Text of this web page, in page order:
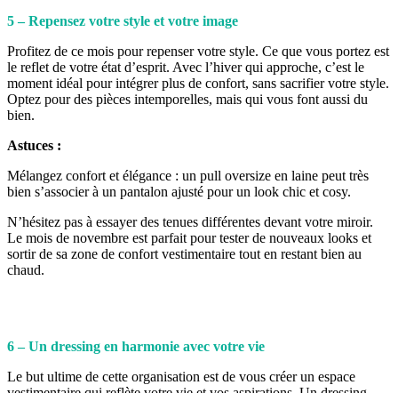
5 – Repensez votre style et votre image
Profitez de ce mois pour repenser votre style. Ce que vous portez est
le reflet de votre état d’esprit. Avec l’hiver qui approche, c’est le
moment idéal pour intégrer plus de confort, sans sacrifier votre style.
Optez pour des pièces intemporelles, mais qui vous font aussi du
bien.
Astuces :
Mélangez confort et élégance : un pull oversize en laine peut très
bien s’associer à un pantalon ajusté pour un look chic et cosy.
N’hésitez pas à essayer des tenues différentes devant votre miroir.
Le mois de novembre est parfait pour tester de nouveaux looks et
sortir de sa zone de confort vestimentaire tout en restant bien au
chaud.
6 – Un dressing en harmonie avec votre vie
Le but ultime de cette organisation est de vous créer un espace